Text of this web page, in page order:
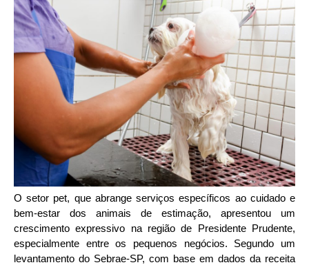
O setor pet, que abrange serviços específicos ao cuidado e
bem-estar dos animais de estimação, apresentou um
crescimento expressivo na região de Presidente Prudente,
especialmente entre os pequenos negócios. Segundo um
levantamento do Sebrae-SP, com base em dados da receita